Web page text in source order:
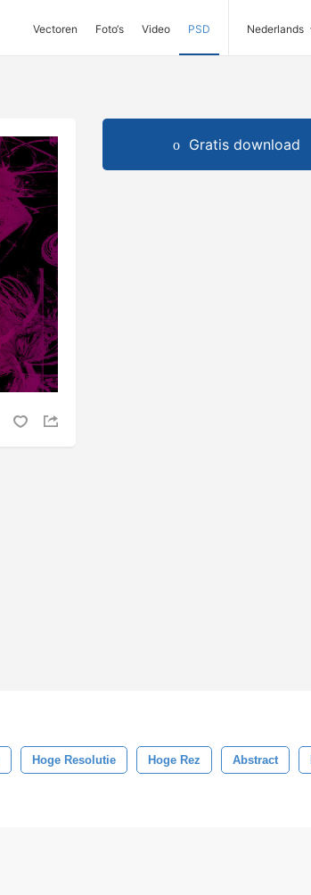
Vectoren Foto‘s Video PSD Nederlands
Gratis download
Hoge Resolutie Hoge Rez Abstract